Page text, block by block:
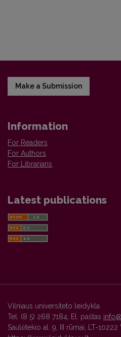
Make a Submission
Information
For Readers
For Authors
For Librarians
Latest publications
Vilniaus universiteto leidykla
Tel. (8 5) 268 7184, El. paštas
Saulėtekio al. 9, III rūmai, LT-10222